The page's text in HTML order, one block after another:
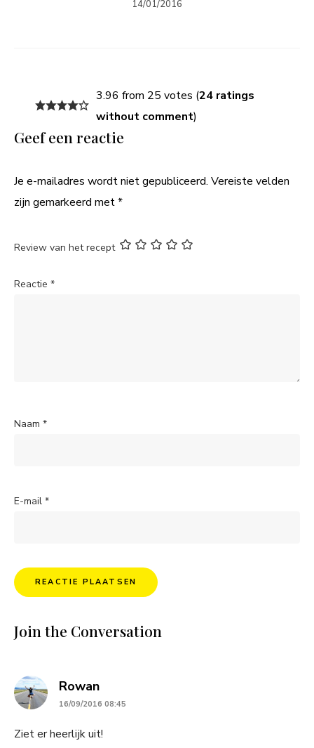
14/01/2016
3.96 from 25 votes (24 ratings
without comment)
Geef een reactie
Je e-mailadres wordt niet gepubliceerd. Vereiste velden
zijn gemarkeerd met*
Review van het recept
Reactie *
Naam *
E-mail *
Join the Conversation
Rowansays:
16/09/2016 08:45
Ziet er heerlijk uit!